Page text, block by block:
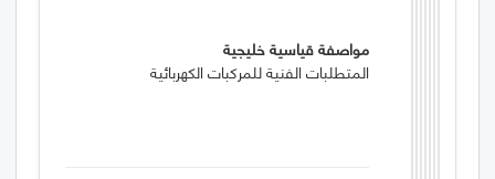
مواصفة قياسية خليجية
المتطلبات الفنية للمركبات الكهربائية